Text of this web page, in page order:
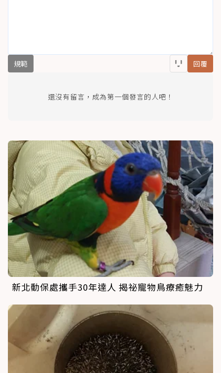
規範 回覆
還沒有留言，成為第一個發言的人吧！
新北動保處攜手30年達人 揭祕寵物鳥療癒魅力